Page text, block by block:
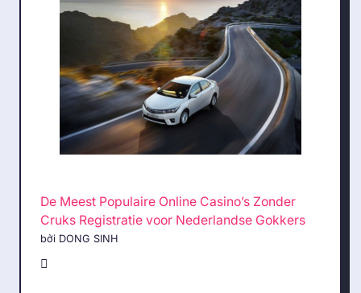
De Meest Populaire Online Casino’s Zonder
Cruks Registratie voor Nederlandse Gokkers
bởi DONG SINH